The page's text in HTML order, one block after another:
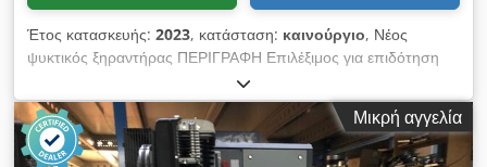
Έτος κατασκευής: 2023, κατάσταση: καινούργιο, Νέος
ψυκτικός ξηραντήρας ΠΕΡΙΓΡΑΦΗ Επιλέξιμος για επιδότηση
BAFA (ισχύει από 06/2023) Φιλικό προς τον χρήστη σύστημα
χειρισμού Αποδοτικός σχεδιασμός για οικονομική και ασφαλή
λειτουργία Ο ανεμιστήρας ψύξης ρυθμίζεται από 0 έως 100%
της ταχύτητάς του, εξαλείφοντας έτσι τον συνήθως
Μικρή αγγελία